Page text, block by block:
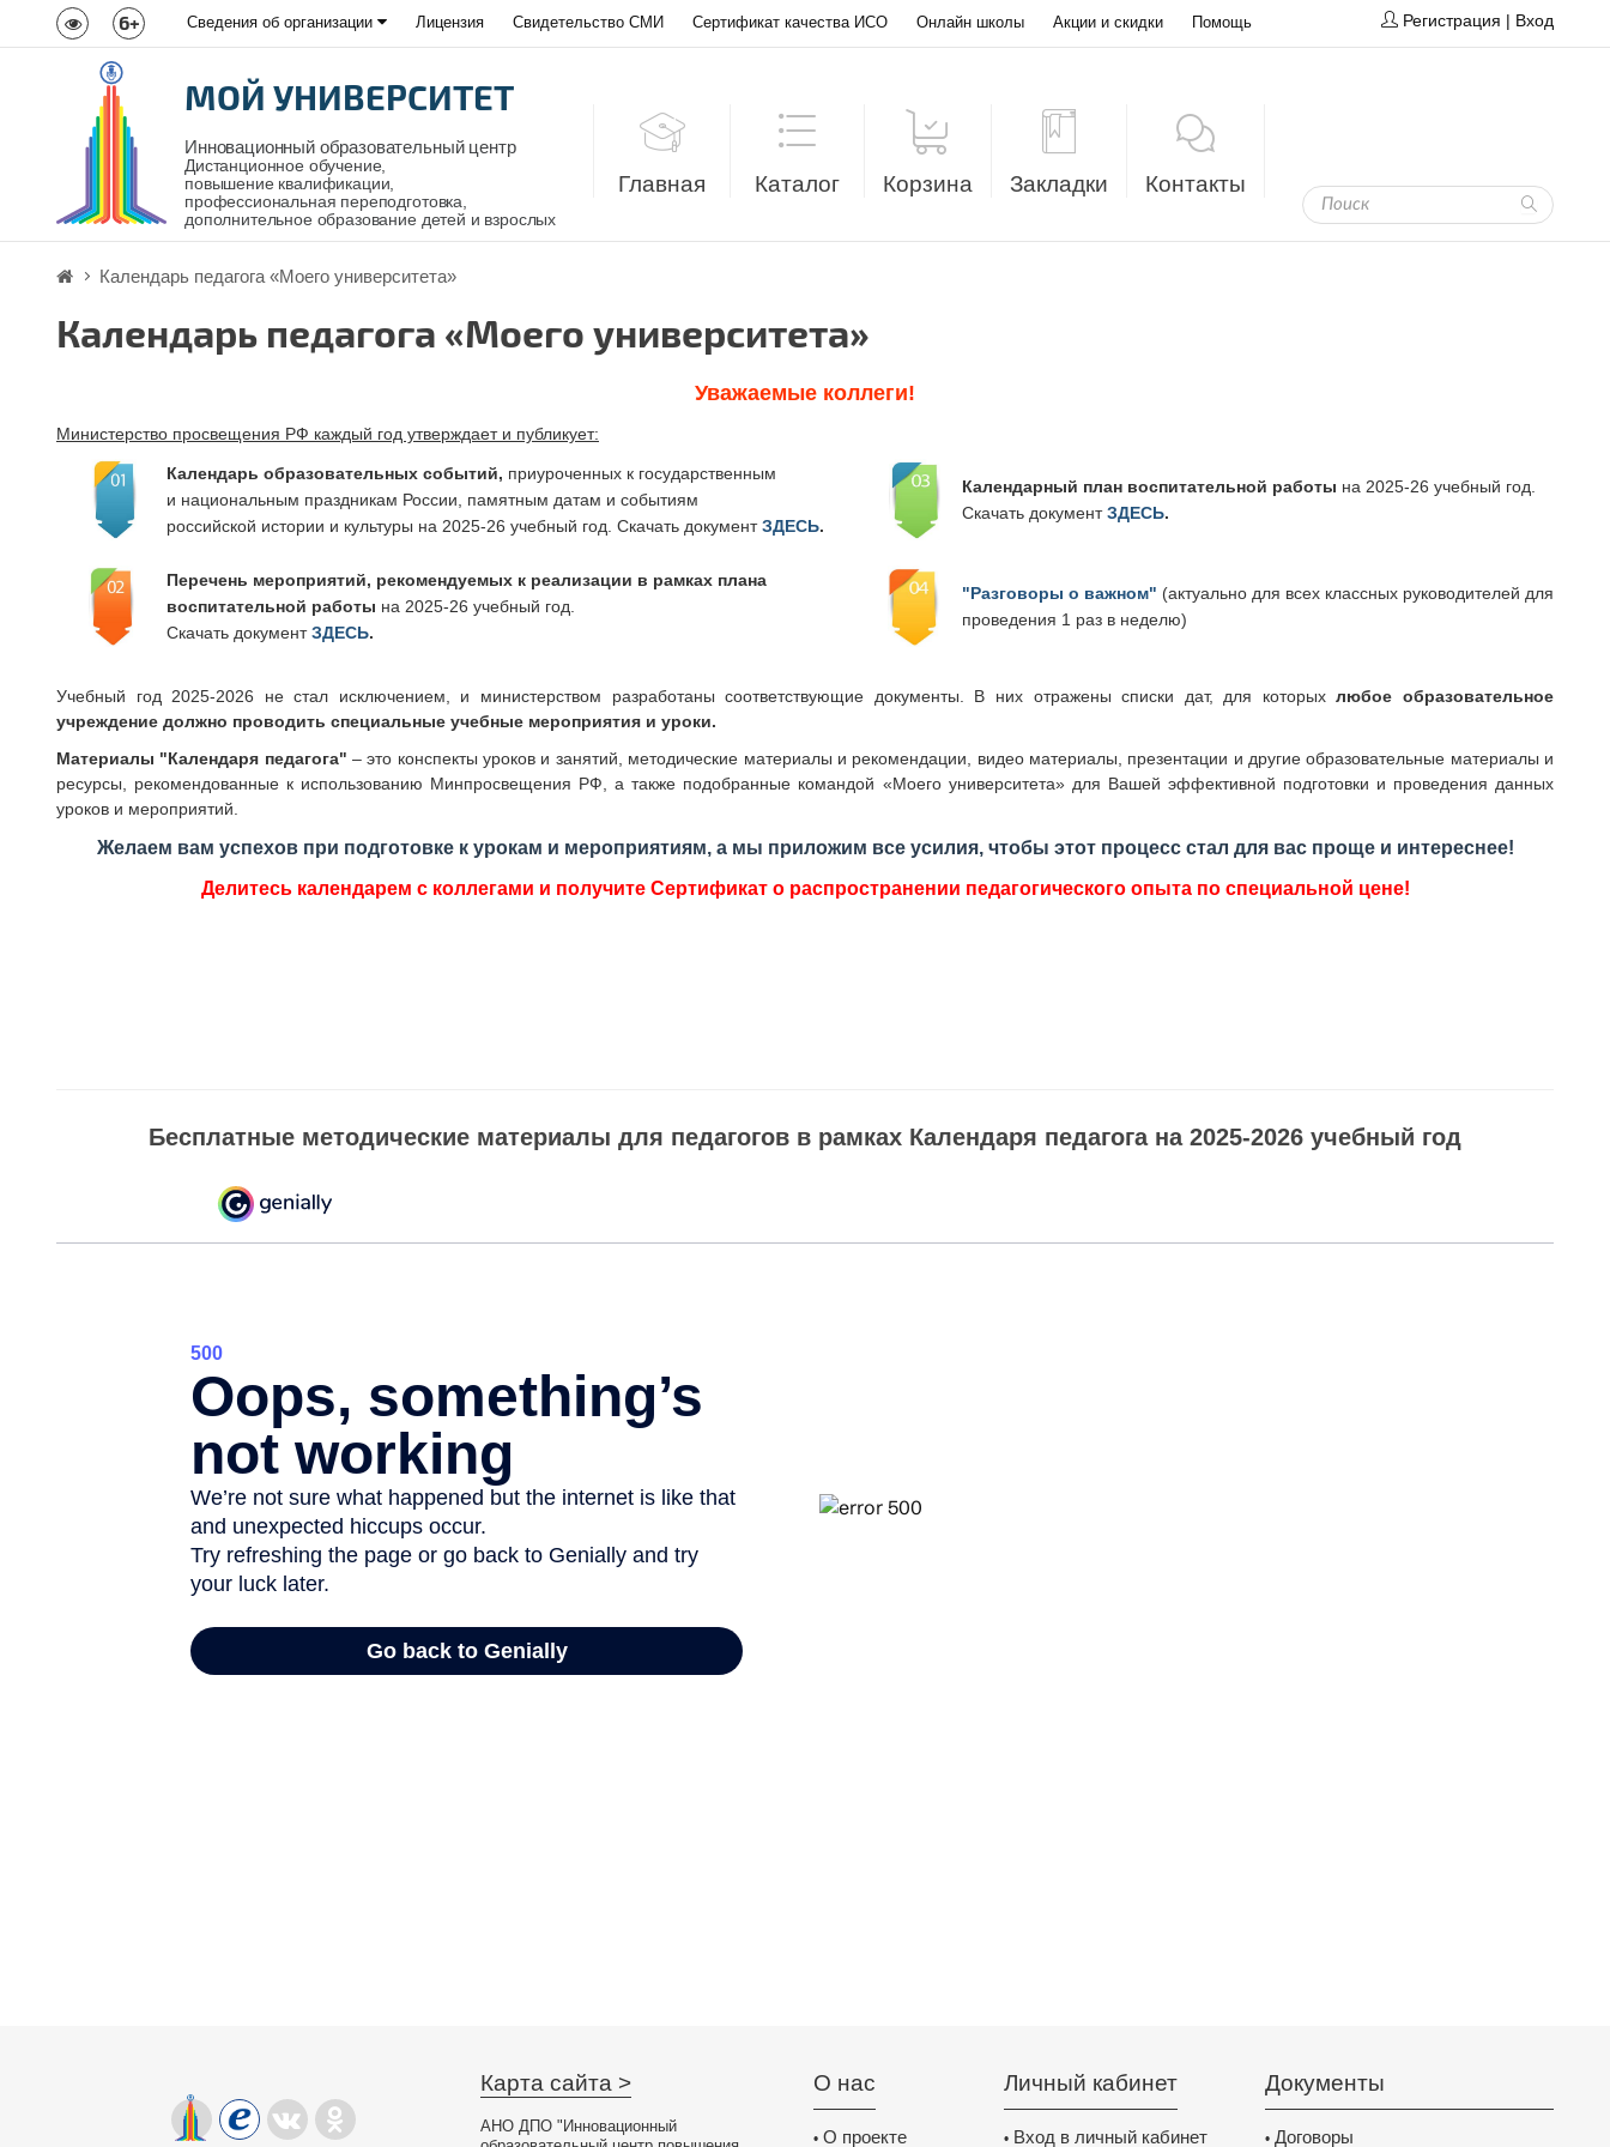
6+ Сведения об организации Лицензия Свидетельство СМИ Сертификат качества ИСО Онлайн школы Акции и скидки Помощь Регистрация | Вход
МОЙ УНИВЕРСИТЕТ
Инновационный образовательный центр
Дистанционное обучение,
повышение квалификации,
профессиональная переподготовка,
дополнительное образование детей и взрослых
Главная Каталог Корзина Закладки Контакты
Календарь педагога «Моего университета»
Календарь педагога «Моего университета»
Уважаемые коллеги!
Министерство просвещения РФ каждый год утверждает и публикует:
Календарь образовательных событий, приуроченных к государственным
и национальным праздникам России, памятным датам и событиям
российской истории и культуры на 2025-26 учебный год. Скачать документЗДЕСЬ.
Календарный план воспитательной работы на 2025-26 учебный год.
Скачать документЗДЕСЬ.
Перечень мероприятий, рекомендуемых к реализации в рамках плана
воспитательной работы на 2025-26 учебный год.
Скачать документ ЗДЕСЬ.
"Разговоры о важном" (актуально для всех классных руководителей для
проведения 1 раз в неделю)
Учебный год 2025-2026 не стал исключением, и министерством разработаны соответствующие документы. В них отражены списки дат, для которыхлюбое образовательное
учреждение должно проводить специальные учебные мероприятия и уроки.
Материалы "Календаря педагога"– это конспекты уроков и занятий, методические материалы и рекомендации, видео материалы, презентации и другие образовательные материалы и
ресурсы, рекомендованные к использованию Минпросвещения РФ, а также подобранные командой «Моего университета» для Вашей эффективной подготовки и проведения данных
уроков и мероприятий.
Желаем вам успехов при подготовке к урокам и мероприятиям, а мы приложим все усилия, чтобы этот процесс стал для вас проще и интереснее!
Делитесь календарем с коллегами и получите Сертификат о распространении педагогического опыта по специальной цене!
Бесплатные методические материалы для педагогов в рамках Календаря педагога на 2025-2026 учебный год
Карта сайта >
АНО ДПО "Инновационный
О нас
• О проекте
Личный кабинет
• Вход в личный кабинет
Документы
• Договоры